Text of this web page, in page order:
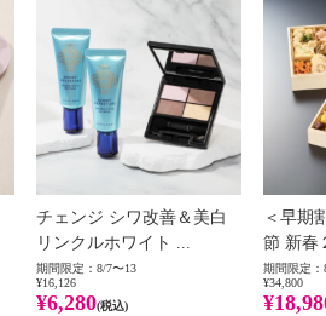
チェンジ シワ改善＆美白
リンクルホワイト ...
期間限定：8/7〜13
¥16,126
¥6,280(税込)
＜早期
節 新春
期間限定：
¥34,800